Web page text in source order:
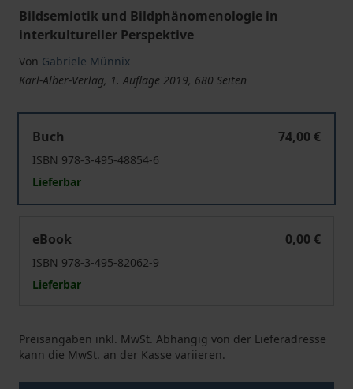
Bildsemiotik und Bildphänomenologie in
interkultureller Perspektive
Von Gabriele Münnix
Karl-Alber-Verlag, 1. Auflage 2019, 680 Seiten
Buch
74,00 €
ISBN 978-3-495-48854-6
Lieferbar
eBook
0,00 €
ISBN 978-3-495-82062-9
Lieferbar
Preisangaben inkl. MwSt. Abhängig von der Lieferadresse
kann die MwSt. an der Kasse variieren.